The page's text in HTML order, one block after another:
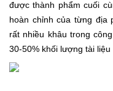
được thành phẩm cuối
hoàn chỉnh của từng địa
rất nhiều khâu trong
30-50% khối lượng tài